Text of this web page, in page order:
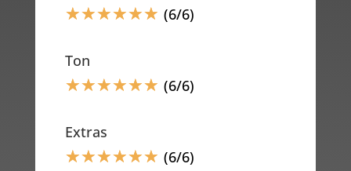
☆☆☆☆☆☆ (6/6)
Ton
☆☆☆☆☆☆ (6/6)
Extras
☆☆☆☆☆☆ (6/6)